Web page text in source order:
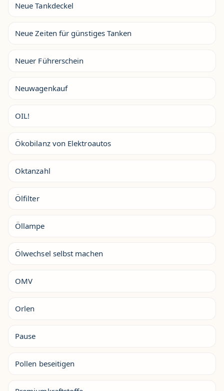
Neue Tankdeckel
Neue Zeiten für günstiges Tanken
Neuer Führerschein
Neuwagenkauf
OIL!
Ökobilanz von Elektroautos
Oktanzahl
Ölfilter
Öllampe
Ölwechsel selbst machen
OMV
Orlen
Pause
Pollen beseitigen